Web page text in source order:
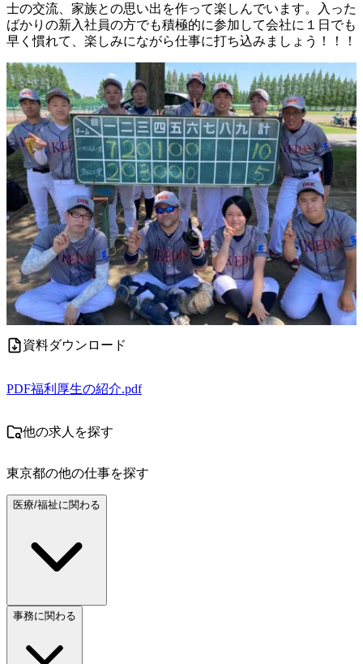
士の交流、家族との思い出を作って楽しんでいます。入った
ばかりの新入社員の方でも積極的に参加して会社に１日でも
早く慣れて、楽しみにながら仕事に打ち込みましょう！！！
資料ダウンロード
PDF福利厚生の紹介.pdf
他の求人を探す
東京都の他の仕事を探す
医療/福祉に関わる
事務に関わる